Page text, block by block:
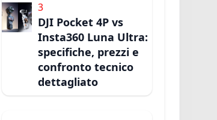
3
DJI Pocket 4P vs
Insta360 Luna Ultra:
specifiche, prezzi e
confronto tecnico
dettagliato